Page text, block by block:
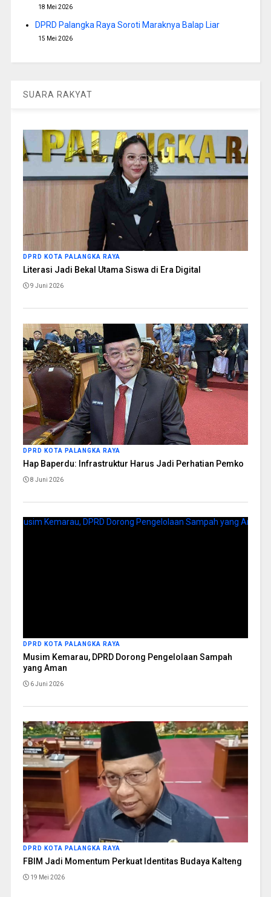
18 Mei 2026
DPRD Palangka Raya Soroti Maraknya Balap Liar
15 Mei 2026
SUARA RAKYAT
DPRD KOTA PALANGKA RAYA
Literasi Jadi Bekal Utama Siswa di Era Digital
9 Juni 2026
DPRD KOTA PALANGKA RAYA
Hap Baperdu: Infrastruktur Harus Jadi Perhatian Pemko
8 Juni 2026
DPRD KOTA PALANGKA RAYA
Musim Kemarau, DPRD Dorong Pengelolaan Sampah
yang Aman
6 Juni 2026
DPRD KOTA PALANGKA RAYA
FBIM Jadi Momentum Perkuat Identitas Budaya Kalteng
19 Mei 2026